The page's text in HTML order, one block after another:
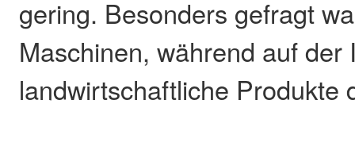
gering. Besonders gefragt
Maschinen, während auf der
landwirtschaftliche Produkte